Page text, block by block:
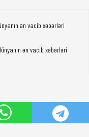
ən vacib xəbərləri
ən vacib xəbərləri